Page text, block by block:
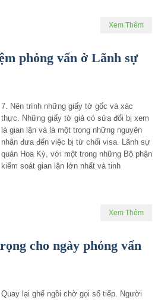
Xem Thêm
phỏng vấn ở Lãnh sự
7. Nên trình những giấy tờ gốc và xác
thực. Những giấy tờ giả có sửa đổi bị xem
là gian lận và là một trong những nguyên
nhân đưa đến việc bị từ chối visa. Lãnh sự
quán Hoa Kỳ, với một trong những Bộ phận
kiểm soát gian lận lớn nhất và tinh
Xem Thêm
cho ngày phỏng vấn
Quay lại ghế ngồi chờ gọi số tiếp. Người